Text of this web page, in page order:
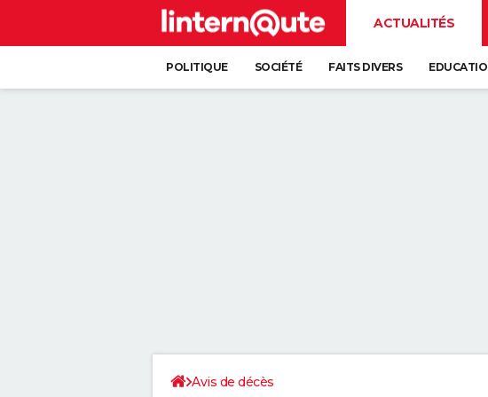
ACTUALITÉS
POLITIQUE SOCIÉTÉ FAITS DIVERS
Avis de décès